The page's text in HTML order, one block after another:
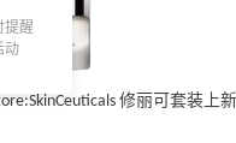
修丽可套装上
提醒
动